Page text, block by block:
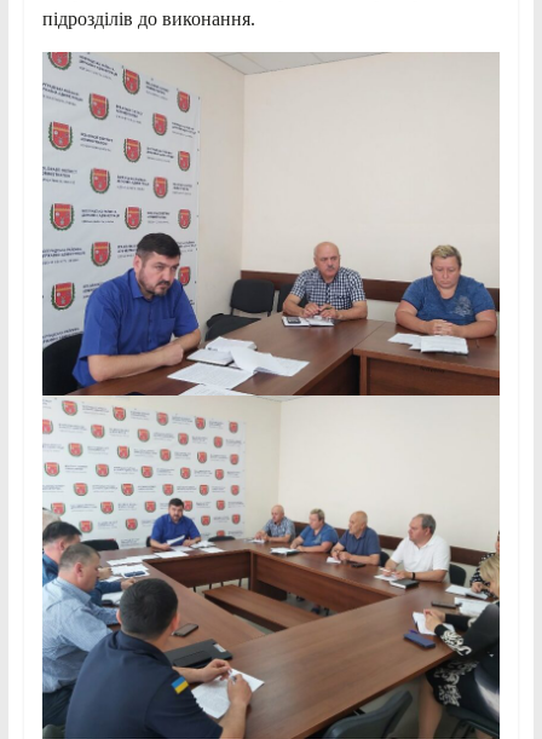
підрозділів до виконання.